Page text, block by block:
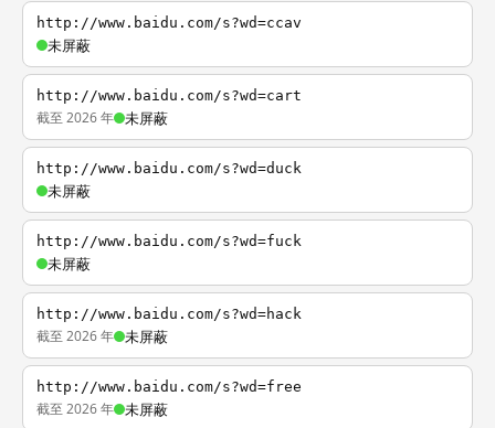
http://www.baidu.com/s?wd=ccav
未屏蔽
http://www.baidu.com/s?wd=cart
截至 2026 年 未屏蔽
http://www.baidu.com/s?wd=duck
未屏蔽
http://www.baidu.com/s?wd=fuck
未屏蔽
http://www.baidu.com/s?wd=hack
截至 2026 年 未屏蔽
http://www.baidu.com/s?wd=free
截至 2026 年 未屏蔽